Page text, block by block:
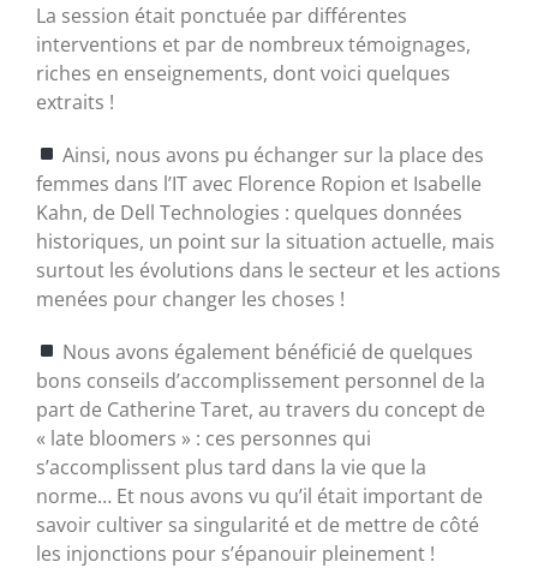
La session était ponctuée par différentes
interventions et par de nombreux témoignages,
riches en enseignements, dont voici quelques
extraits !
Ainsi, nous avons pu échanger sur la place des
femmes dans l’IT avec Florence Ropion et Isabelle
Kahn, de Dell Technologies : quelques données
historiques, un point sur la situation actuelle, mais
surtout les évolutions dans le secteur et les actions
menées pour changer les choses !
Nous avons également bénéficié de quelques
bons conseils d’accomplissement personnel de la
part de Catherine Taret, au travers du concept de
« late bloomers » : ces personnes qui
s’accomplissent plus tard dans la vie que la
norme… Et nous avons vu qu’il était important de
savoir cultiver sa singularité et de mettre de côté
les injonctions pour s’épanouir pleinement !